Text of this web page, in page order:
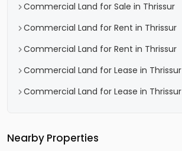
Commercial Land for Sale in Thrissur
Commercial Land for Rent in Thrissur
Commercial Land for Rent in Thrissur
Commercial Land for Lease in Thrissur
Commercial Land for Lease in Thrissur
Nearby Properties